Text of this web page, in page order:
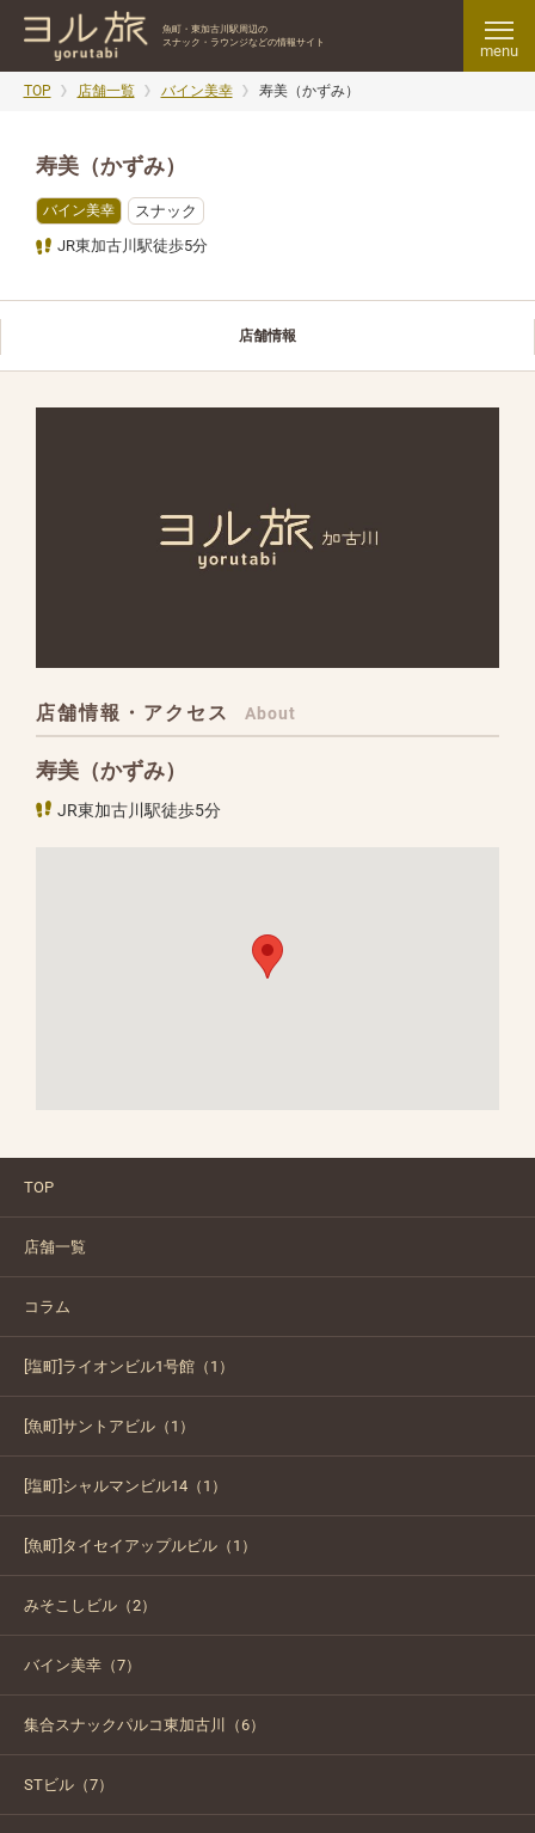
魚町・東加古川駅周辺の
スナック・ラウンジなどの情報サイト
menu
TOP 店舗一覧 バイン美幸 寿美（かずみ）
寿美（かずみ）
バイン美幸
スナック
JR東加古川駅徒歩5分
店舗情報
店舗情報・アクセス About
寿美（かずみ）
JR東加古川駅徒歩5分
TOP
店舗一覧
コラム
[塩町]ライオンビル1号館（1）
[魚町]サントアビル（1）
[塩町]シャルマンビル14（1）
[魚町]タイセイアップルビル（1）
みそこしビル（2）
バイン美幸（7）
集合スナックパルコ東加古川（6）
STビル（7）